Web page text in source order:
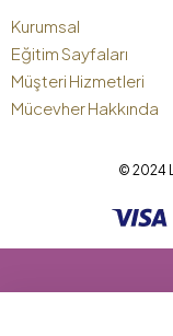
Kurumsal
Eğitim Sayfaları
Müşteri Hizmetleri
Mücevher Hakkında
© 2024